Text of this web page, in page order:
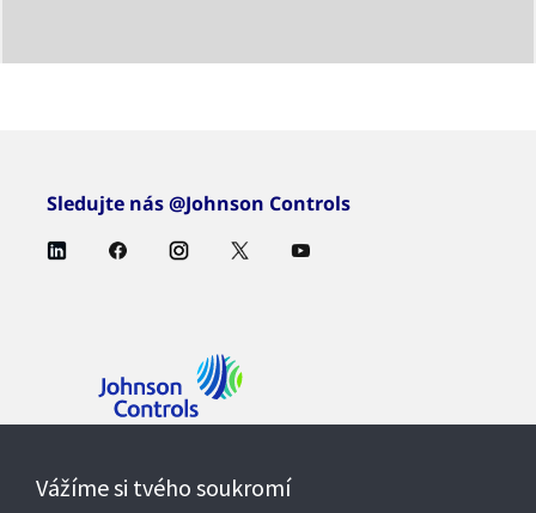
Sledujte nás @Johnson Controls
Vážíme si tvého soukromí